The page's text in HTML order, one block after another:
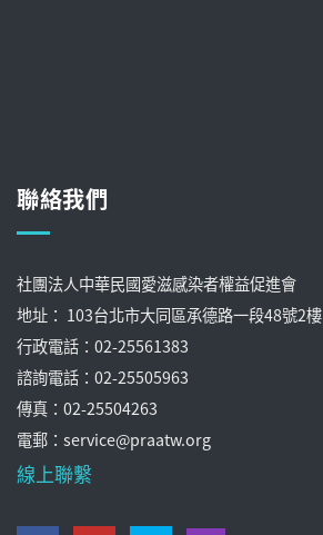
聯絡我們
社團法人中華民國愛滋感染者權益促進會
地址： 103台北市大同區承德路一段48號2樓
行政電話：02-25561383
諮詢電話：02-25505963
傳真：02-25504263
電郵：service@praatw.org
線上聯繫